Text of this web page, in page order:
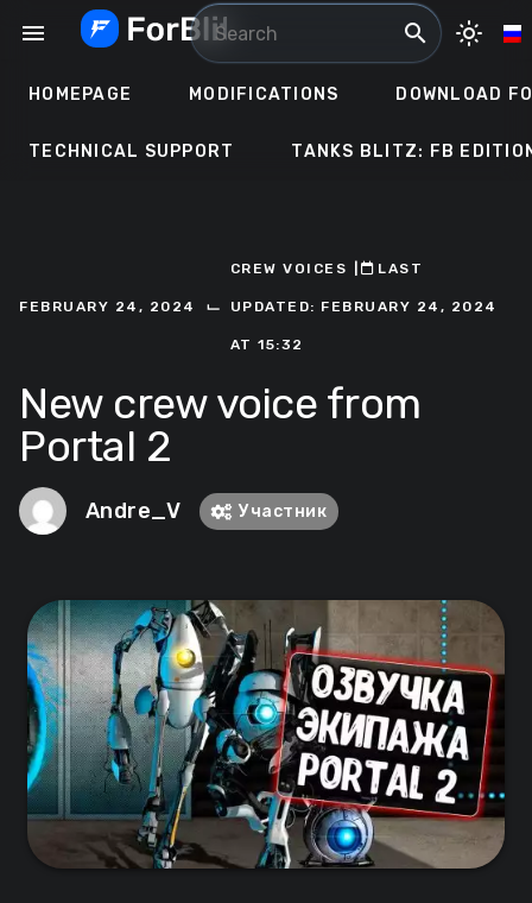
menu search light_mode
HOMEPAGE MODIFICATIONS DOWNLOAD
TECHNICAL SUPPORT TANKS BLITZ: FB
FEBRUARY 24, 2024 ⌙
CREW VOICES ㅤLAST
UPDATED: FEBRUARY 24, 2024
AT 15:32
New crew voice from
Portal 2
Andre_V Участник